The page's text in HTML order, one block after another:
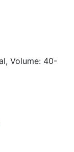
Volume: 40-